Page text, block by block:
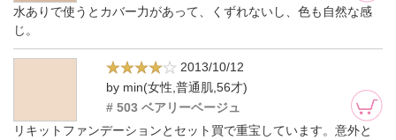
水ありで使うとカバー力があって、くずれないし、色も自然な感
じ。
2013/10/12
by min(女性,普通肌,56才)
# 503 ベアリーベージュ
リキットファンデーションとセット買で重宝しています。意外と